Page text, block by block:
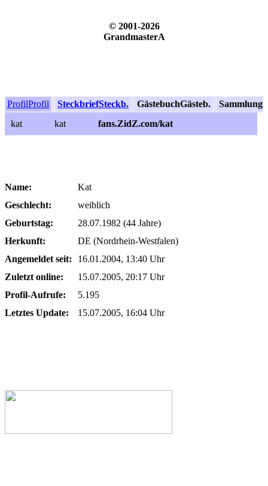
© 2001-2026
GrandmasterA
ProfilProfil SteckbriefSteckb. GästebuchGästeb. Sammlung
kat
kat fans.ZidZ.com/kat
Name:
Kat
Geschlecht:
weiblich
Geburtstag:
28.07.1982 (44 Jahre)
Herkunft:
DE (Nordrhein-Westfalen)
Angemeldet seit:
16.01.2004, 13:40 Uhr
Zuletzt online:
15.07.2005, 20:17 Uhr
Profil-Aufrufe:
5.195
Letztes Update:
15.07.2005, 16:04 Uhr